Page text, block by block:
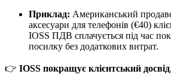
Приклад: Американський
аксесуари для телефонів (€40)
IOSS ПДВ сплачується під час
посилку без додаткових витрат.
👉 IOSS покращує клієнтський досвід